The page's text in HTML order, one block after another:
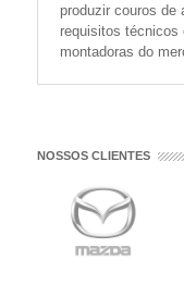
produzir couros de
requisitos técnicos
montadoras do
NOSSOS CLIENTES